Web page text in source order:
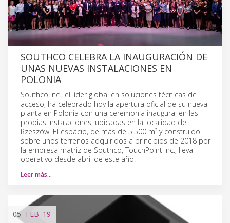
SOUTHCO CELEBRA LA INAUGURACIÓN DE
UNAS NUEVAS INSTALACIONES EN
POLONIA
Southco Inc., el líder global en soluciones técnicas de
acceso, ha celebrado hoy la apertura oficial de su nueva
planta en Polonia con una ceremonia inaugural en las
propias instalaciones, ubicadas en la localidad de
Rzeszów. El espacio, de más de 5.500 m² y construido
sobre unos terrenos adquiridos a principios de 2018 por
la empresa matriz de Southco, TouchPoint Inc., lleva
operativo desde abril de este año.
Leer más…
05 FEB '19